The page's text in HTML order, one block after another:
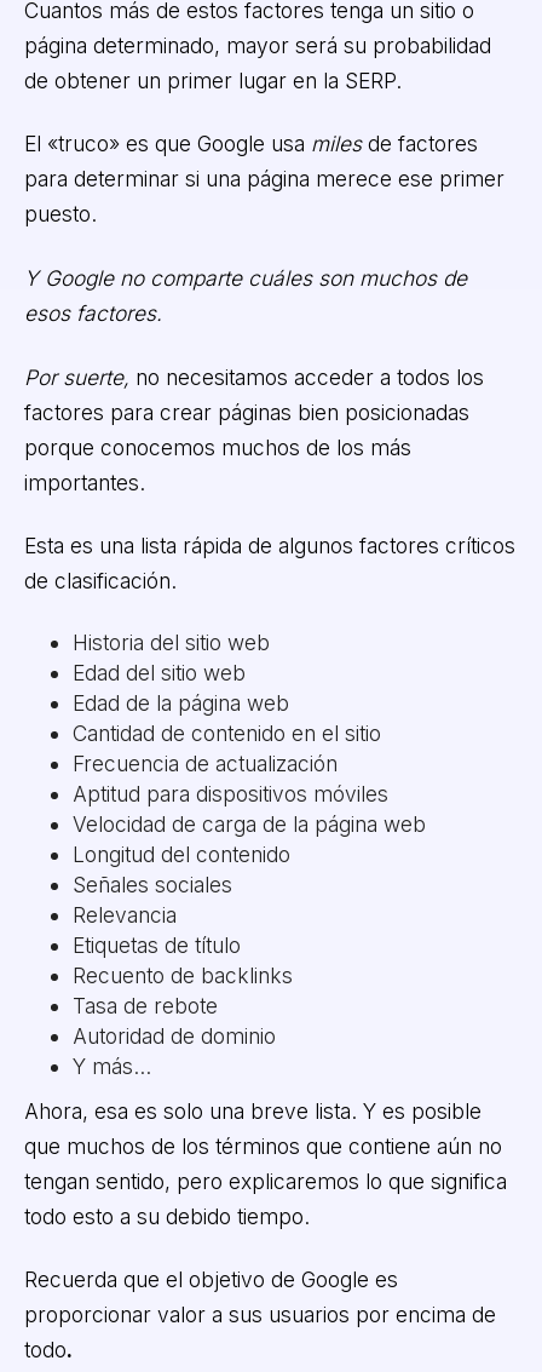
Cuantos más de estos factores tenga un sitio o
página determinado, mayor será su probabilidad
de obtener un primer lugar en la SERP.
El «truco» es que Google usa milesde factores
para determinar si una página merece ese primer
puesto.
Y Google no comparte cuáles son muchos de
esos factores.
Por suerte, no necesitamos acceder a todos los
factores para crear páginas bien posicionadas
porque conocemos muchos de los más
importantes.
Esta es una lista rápida de algunos factores críticos
de clasificación.
Historia del sitio web
Edad del sitio web
Edad de la página web
Cantidad de contenido en el sitio
Frecuencia de actualización
Aptitud para dispositivos móviles
Velocidad de carga de la página web
Longitud del contenido
Señales sociales
Relevancia
Etiquetas de título
Recuento de backlinks
Tasa de rebote
Autoridad de dominio
Y más...
Ahora, esa es solo una breve lista. Y es posible
que muchos de los términos que contiene aún no
tengan sentido, pero explicaremos lo que significa
todo esto a su debido tiempo.
Recuerda que el objetivo de Google es
proporcionar valor a sus usuarios por encima de
todo.